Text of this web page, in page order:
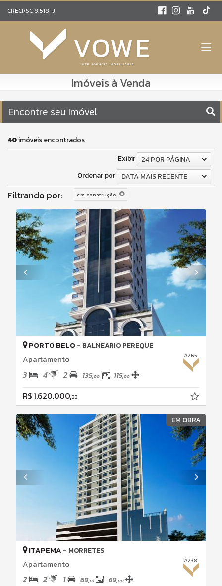
CRECI/SC 8.518-J
Imóveis à Venda
Encontre seu Imóvel
40imóveis encontrados
Exibir
24 POR PÁGINA
Ordenar por
DATA MAIS RECENTE
Filtrando por: em construção
#265
PORTO BELO - BALNEARIO PEREQUE
Apartamento
3 4 2 135,00 115,00
R$ 1.620.000,00
EM OBRA
#238
ITAPEMA - MORRETES
Apartamento
2 2 1 69,01 69,00